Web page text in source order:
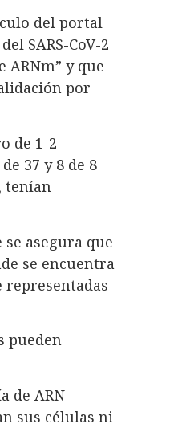
del portal
SARS-CoV-2
ARNm” y que
por
de 1-2
37 y 8 de 8
tenían
asegura que
se encuentra
representadas
pueden
de ARN
sus células ni